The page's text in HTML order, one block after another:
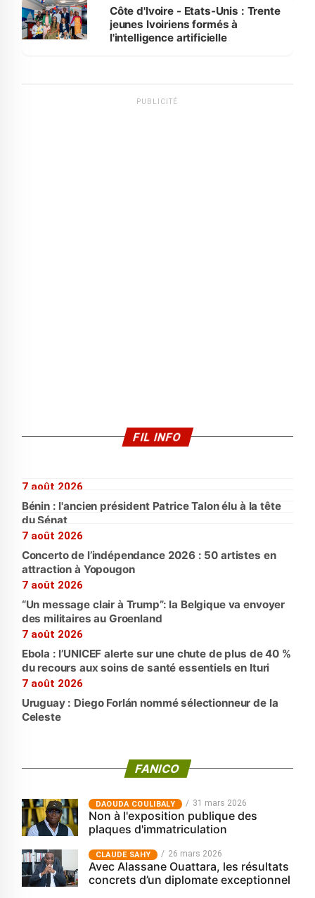
Côte d'Ivoire - Etats-Unis : Trente
jeunes Ivoiriens formés à
l'intelligence artificielle
PUBLICITÉ
FIL INFO
7 août 2026
Bénin : l'ancien président Patrice Talon élu à la tête
du Sénat
7 août 2026
Concerto de l’indépendance 2026 : 50 artistes en
attraction à Yopougon
7 août 2026
“Un message clair à Trump”: la Belgique va envoyer
des militaires au Groenland
7 août 2026
Ebola : l’UNICEF alerte sur une chute de plus de 40 %
du recours aux soins de santé essentiels en Ituri
7 août 2026
Uruguay : Diego Forlán nommé sélectionneur de la
Celeste
FANICO
‎DAOUDA COULIBALY 31 mars 2026
Non à l'exposition publique des
plaques d'immatriculation
CLAUDE SAHY 26 mars 2026
Avec Alassane Ouattara, les résultats
concrets d’un diplomate exceptionnel